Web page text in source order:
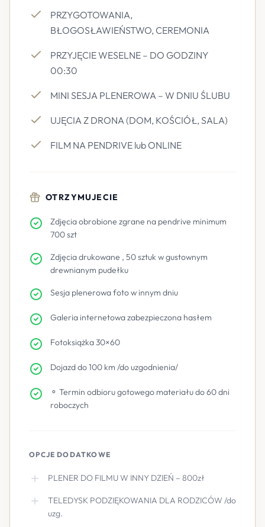
PRZYGOTOWANIA,
BŁOGOSŁAWIEŃSTWO, CEREMONIA
PRZYJĘCIE WESELNE – DO GODZINY
00:30
MINI SESJA PLENEROWA – W DNIU ŚLUBU
UJĘCIA Z DRONA (DOM, KOŚCIÓŁ, SALA)
FILM NA PENDRIVE lub ONLINE
OTRZYMUJECIE
Zdjęcia obrobione zgrane na pendrive minimum
700 szt
Zdjęcia drukowane , 50 sztuk w gustownym
drewnianym pudełku
Sesja plenerowa foto w innym dniu
Galeria internetowa zabezpieczona hasłem
Fotoksiążka 30×60
Dojazd do 100 km /do uzgodnienia/
⚬ Termin odbioru gotowego materiału do 60 dni
roboczych
OPCJE DODATKOWE
PLENER DO FILMU W INNY DZIEŃ – 800zł
TELEDYSK PODZIĘKOWANIA DLA RODZICÓW /do
uzg.